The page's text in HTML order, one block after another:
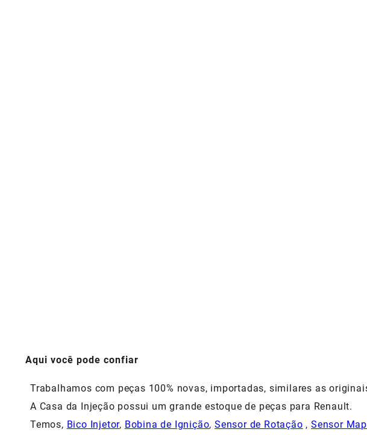
Aqui você pode confiar
Trabalhamos com peças 100% novas, importadas, similares as
A Casa da Injeção possui um grande estoque de peças para Renault.
Temos, Bico Injetor, Bobina de Ignição,Sensor de Rotação ,Sensor Map